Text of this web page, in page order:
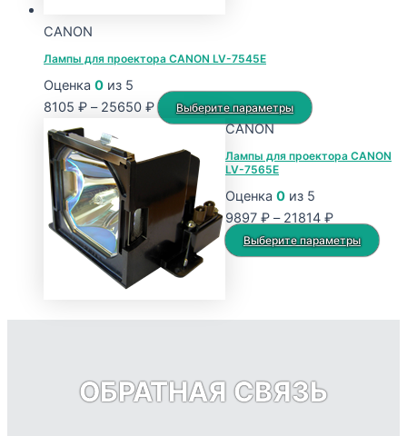
CANON
Лампы для проектора CANON LV-7545E
Оценка 0 из 5
8105 ₽ – 25650 ₽Диапазон
цен:
8105 ₽
25650 ₽
Выберите параметры
Этот
имеет
вариаций.
Опции
можно
выбрать
товара.
CANON
Лампы для проектора CANON
LV-7565E
Оценка 0 из 5
9897 ₽ – 21814 ₽Диапазон
цен:
9897 ₽
Выберите параметры
ОБРАТНАЯ СВЯЗЬ